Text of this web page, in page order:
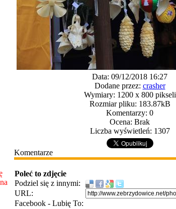
Data: 09/12/2018 16:27
Dodane przez: crasher
Wymiary: 1200 x 800 pikseli
Rozmiar pliku: 183.87kB
Komentarzy: 0
Ocena: Brak
Liczba wyświetleń: 1307
Komentarze
Poleć to zdjęcie
Podziel się z innymi:
URL:
Facebook - Lubię To: